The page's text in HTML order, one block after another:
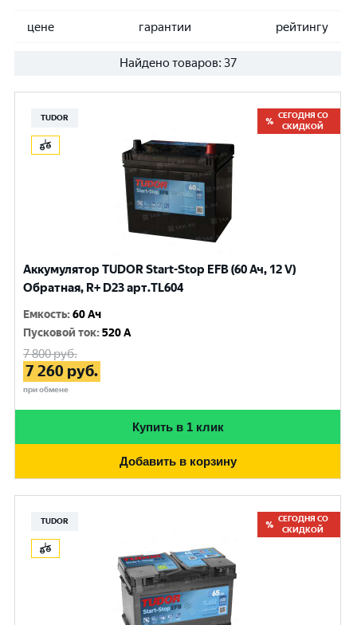
цене гарантии рейтингу
Найдено товаров: 37
TUDOR
СЕГОДНЯ СО
СКИДКОЙ
Аккумулятор TUDOR Start-Stop EFB (60 Ач, 12 V)
Обратная, R+ D23 арт.TL604
Емкость:60 Ач
Пусковой ток:520 A
7 800руб.
7 260 руб.
при обмене
Купить в 1 клик
Добавить в корзину
TUDOR
СЕГОДНЯ СО
СКИДКОЙ